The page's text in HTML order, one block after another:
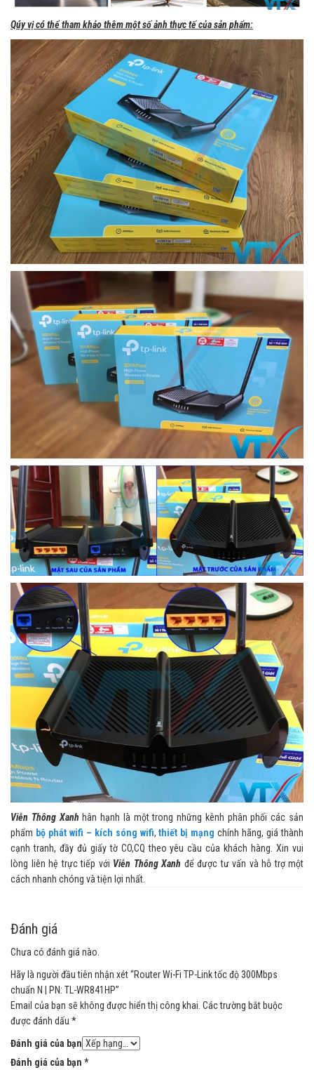
Qúy vị có thể tham khảo thêm một số ảnh thực tế của sản phẩm:
Viễn Thông Xanh hân hạnh là một trong những kênh phân phối các sản
phẩm bộ phát wifi – kích sóng wifi,thiết bị mạng chính hãng, giá thành
cạnh tranh, đầy đủ giấy tờ CO,CQ theo yêu cầu của khách hàng. Xin vui
lòng liên hệ trực tiếp với Viễn Thông Xanh để được tư vấn và hỗ trợ một
cách nhanh chóng và tiện lợi nhất.
Đánh giá
Chưa có đánh giá nào.
Hãy là người đầu tiên nhận xét “Router Wi-Fi TP-Link tốc độ 300Mbps
chuẩn N | PN: TL-WR841HP”
Email của bạn sẽ không được hiển thị công khai. Các trường bắt buộc
được đánh dấu *
Đánh giá của bạn
Đánh giá của bạn *